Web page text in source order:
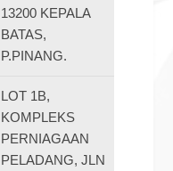
13200 KEPALA
BATAS,
P.PINANG.
LOT 1B,
KOMPLEKS
PERNIAGAAN
PELADANG, JLN